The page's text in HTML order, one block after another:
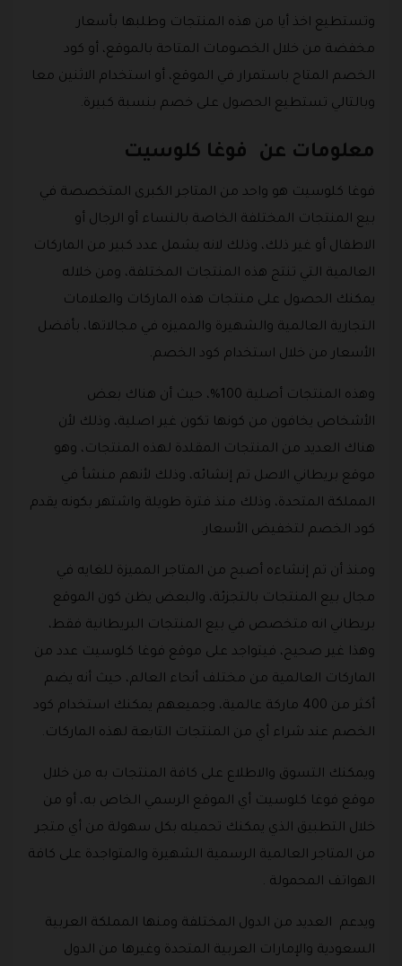
وتستطيع اخذ أيا من هذه المنتجات وطلبها بأسعار
مخفضة من خلال الخصومات المتاحة بالموقع، أو كود
الخصم المتاح باستمرار في الموقع، أو استخدام الاثنين معا
وبالتالي تستطيع الحصول على خصم بنسبة كبيرة.
معلومات عن فوغا كلوسيت
فوغا كلوسيت هو واحد من المتاجر الكبرى المتخصصة في
بيع المنتجات المختلفة الخاصة بالنساء أو الرجال أو
الاطفال أو غير ذلك، وذلك لانه يشمل عدد كبير من الماركات
العالمية التي تنتج هذه المنتجات المختلفة، ومن خلاله
يمكنك الحصول على منتجات هذه الماركات والعلامات
التجارية العالمية والشهيرة والمميزه في مجالاتها، بأفضل
الأسعار من خلال استخدام كود الخصم.
وهذه المنتجات أصلية 100%، حيث أن هناك بعض
الأشخاص يخافون من كونها تكون غير اصلية، وذلك لأن
هناك العديد من المنتجات المقلدة لهذه المنتجات، وهو
موقع بريطاني الاصل تم إنشائه، وذلك لأنهم منشأ في
المملكة المتحدة، وذلك منذ فترة طويلة واشتهر بكونه يقدم
كود الخصم لتخفيض الأسعار.
ومنذ أن تم إنشاءه أصبح من المتاجر المميزة للغايه في
مجال بيع المنتجات بالتجزئة، والبعض يظن كون الموقع
بريطاني انه متخصص في بيع المنتجات البريطانية فقط،
وهذا غير صحيح، فيتواجد على موقع فوغا كلوسيت عدد من
الماركات العالمية من مختلف أنحاء العالم، حيث أنه يضم
أكثر من 400 ماركة عالمية، وجميعهم يمكنك استخدام كود
الخصم عند شراء أي من المنتجات التابعة لهذه الماركات.
ويمكنك التسوق والاطلاع على كافة المنتجات به من خلال
موقع فوغا كلوسيت أي الموقع الرسمي الخاص به، أو من
خلال التطبيق الذي يمكنك تحميله بكل سهولة من أي متجر
من المتاجر العالمية الرسمية الشهيرة والمتواجدة على كافة
الهواتف المحمولة .
ويدعم العديد من الدول المختلفة ومنها المملكة العربية
السعودية والإمارات العربية المتحدة وغيرها من الدول